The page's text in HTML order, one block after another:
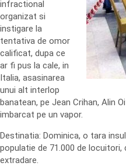
infractional
organizat si
instigare la
tentativa de omor
calificat, dupa ce
ar fi pus la cale, in
Italia, asasinarea
unui alt interlop
banatean, pe Jean Crihan, Alin
imbarcat pe un vapor.
Destinatia: Dominica, o tara
populatie de 71.000 de locuitori,
extradare.